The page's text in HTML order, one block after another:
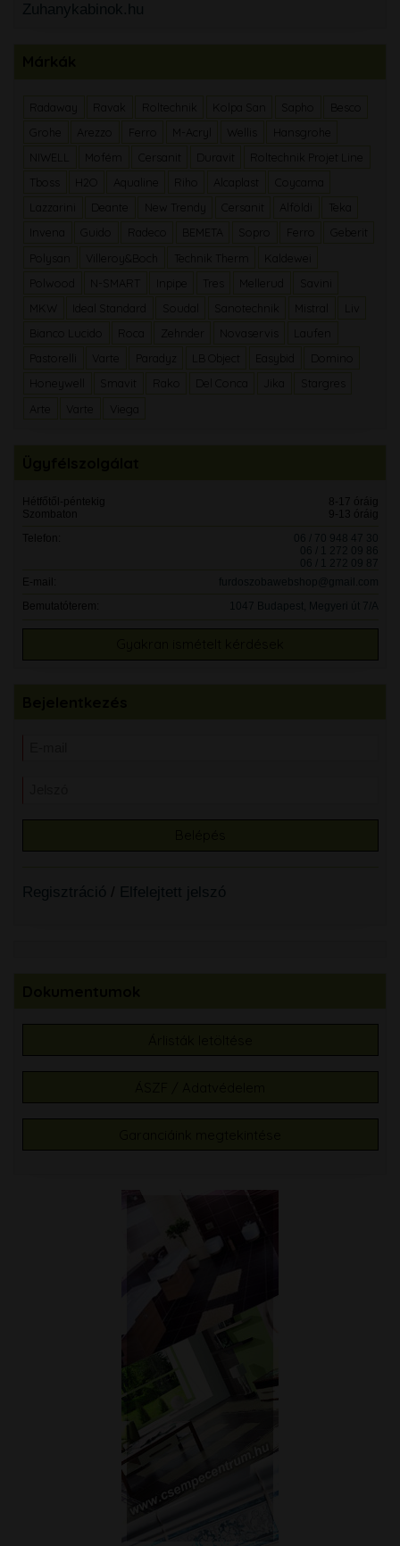
Zuhanykabinok.hu
Roltechnik Kolpa San
Besco
Grohe
Arezzo Ferro M-Acryl Wellis
Hansgrohe
Mofém Cersanit Duravit
Roltechnik Projet Line
Tboss
H2O Aqualine Alcaplast
Deante New Trendy Cersanit Alföldi
Teka
Invena
Radeco BEMETA Ferro
Geberit
Villeroy&Boch Technik Therm
Kaldewei
N-SMART Inpipe Tres Mellerud
MKW
Ideal Standard Sanotechnik Mistral
Bianco Lucido
Zehnder Novaservis
Laufen
Pastorelli
Varte LB Object
Honeywell
Smavit Del Conca
Stargres
Arte
Varte Viega
Hétfőtől-péntekig
8-17 óráig
Szombaton
9-13 óráig
Telefon:
06 / 70 948 47 30
06 / 1 272 09 86
06 / 1 272 09 87
furdoszobawebshop@gmail.com
Bemutatóterem:
1047 Budapest, Megyeri út 7/A
Regisztráció / Elfelejtett jelszó